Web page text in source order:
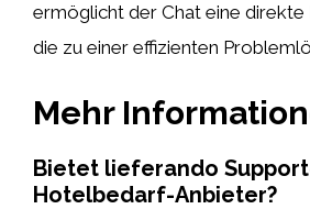
ermöglicht der Chat eine direkte
die zu einer effizienten
Mehr
Bietet lieferando
Hotelbedarf-Anbieter?